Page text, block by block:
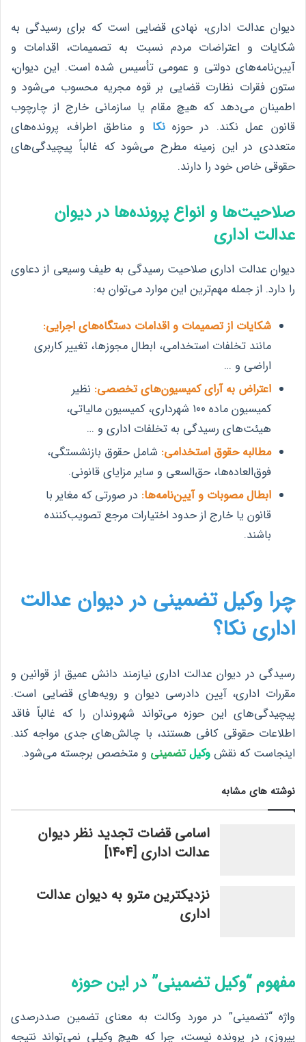
دیوان عدالت اداری، نهادی قضایی است که برای رسیدگی به
شکایات و اعتراضات مردم نسبت به تصمیمات، اقدامات و
آیین‌نامه‌های دولتی و عمومی تأسیس شده است. این دیوان،
ستون فقرات نظارت قضایی بر قوه مجریه محسوب می‌شود و
اطمینان می‌دهد که هیچ مقام یا سازمانی خارج از چارچوب
قانون عمل نکند. در حوزهنکا و مناطق اطراف، پرونده‌های
متعددی در این زمینه مطرح می‌شود که غالباً پیچیدگی‌های
حقوقی خاص خود را دارند.
صلاحیت‌ها و انواع پرونده‌ها در دیوان
عدالت اداری
دیوان عدالت اداری صلاحیت رسیدگی به طیف وسیعی از دعاوی
را دارد. از جمله مهم‌ترین این موارد می‌توان به:
شکایات از تصمیمات و اقدامات دستگاه‌های اجرایی:
مانند تخلفات استخدامی، ابطال مجوزها، تغییر کاربری
اراضی و …
اعتراض به آرای کمیسیون‌های تخصصی: نظیر
کمیسیون ماده ۱۰۰ شهرداری، کمیسیون مالیاتی،
هیئت‌های رسیدگی به تخلفات اداری و …
مطالبه حقوق استخدامی: شامل حقوق بازنشستگی،
فوق‌العاده‌ها، حق‌السعی و سایر مزایای قانونی.
ابطال مصوبات و آیین‌نامه‌ها: در صورتی که مغایر با
قانون یا خارج از حدود اختیارات مرجع تصویب‌کننده
باشند.
چرا وکیل تضمینی در دیوان عدالت
اداری نکا؟
رسیدگی در دیوان عدالت اداری نیازمند دانش عمیق از قوانین و
مقررات اداری، آیین دادرسی دیوان و رویه‌های قضایی است.
پیچیدگی‌های این حوزه می‌تواند شهروندان را که غالباً فاقد
اطلاعات حقوقی کافی هستند، با چالش‌های جدی مواجه کند.
اینجاست که نقشوکیلتضمینی و متخصص برجسته می‌شود.
نوشته های مشابه
اسامی قضات تجدید نظر دیوان
عدالت اداری [1404]
نزدیکترین مترو به دیوان عدالت
اداری
مفهوم “وکیل تضمینی” در این حوزه
واژه “تضمینی” در مورد وکالت به معنای تضمین صددرصدی
پیروزی در پرونده نیست، چرا که هیچ وکیلی نمی‌تواند نتیجه